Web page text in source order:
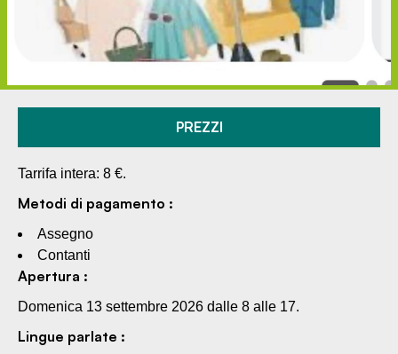
PREZZI
Tarrifa intera: 8 €.
Metodi di pagamento :
Assegno
Contanti
Apertura :
Domenica 13 settembre 2026 dalle 8 alle 17.
Lingue parlate :